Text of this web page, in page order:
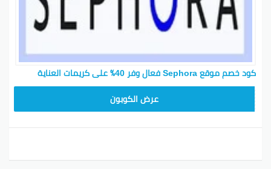
كود خصم موقع Sephora فعال وفر 40٪ على كريمات العناية
عرض الكوبون